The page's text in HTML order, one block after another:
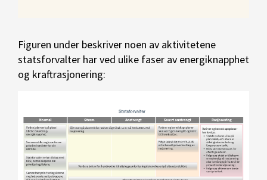
Figuren under beskriver noen av aktivitetene
statsforvalter har ved ulike faser av energiknapphet
og kraftrasjonering: